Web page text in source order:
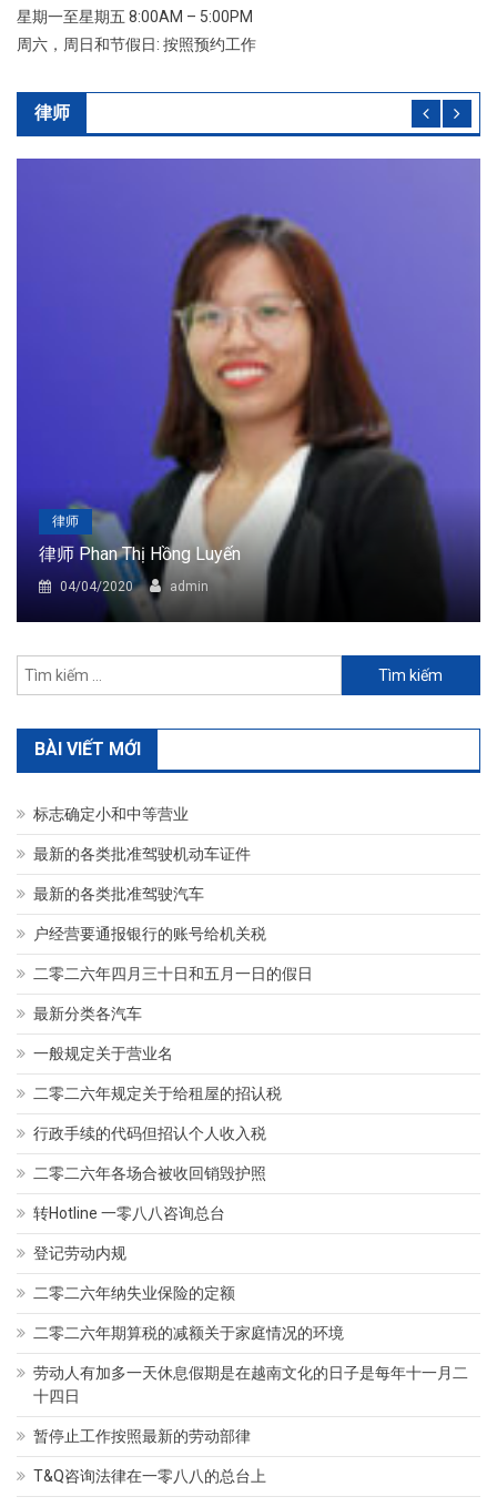
星期一至星期五 8:00AM – 5:00PM
周六，周日和节假日: 按照预约工作
律师
律师
律师 Phan Thị Hồng Luyến
04/04/2020 admin
kiếm
BÀI VIẾT MỚI
标志确定小和中等营业
最新的各类批准驾驶机动车证件
最新的各类批准驾驶汽车
户经营要通报银行的账号给机关税
二零二六年四月三十日和五月一日的假日
最新分类各汽车
一般规定关于营业名
二零二六年规定关于给租屋的招认税
行政手续的代码但招认个人收入税
二零二六年各场合被收回销毁护照
转Hotline 一零八八咨询总台
登记劳动内规
二零二六年纳失业保险的定额
二零二六年期算税的减额关于家庭情况的环境
劳动人有加多一天休息假期是在越南文化的日子是每年十一月二
十四日
暂停止工作按照最新的劳动部律
T&Q咨询法律在一零八八的总台上